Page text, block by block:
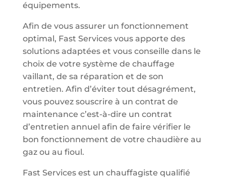
équipements.
Afin de vous assurer un fonctionnement
optimal, Fast Services vous apporte des
solutions adaptées et vous conseille dans le
choix de votre système de chauffage
vaillant, de sa réparation et de son
entretien. Afin d’éviter tout désagrément,
vous pouvez souscrire à un contrat de
maintenance c’est-à-dire un contrat
d’entretien annuel afin de faire vérifier le
bon fonctionnement de votre chaudière au
gaz ou au fioul.
Fast Services est un chauffagiste qualifié